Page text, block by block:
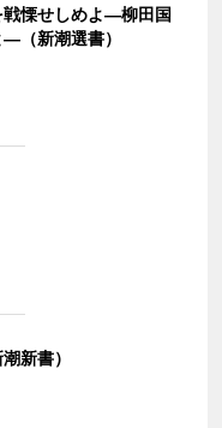
戦慄せしめよ―柳田国
（新潮選書）
新書）